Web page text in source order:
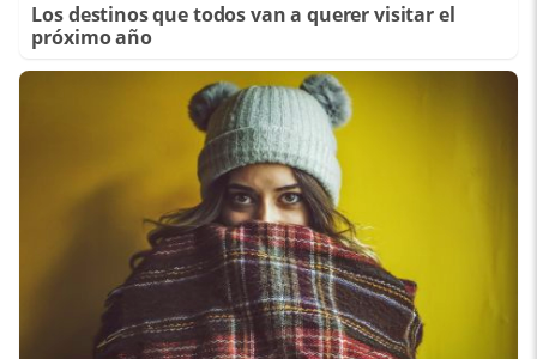
Los destinos que todos van a querer visitar el
próximo año